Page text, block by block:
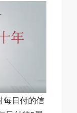
每日付的信